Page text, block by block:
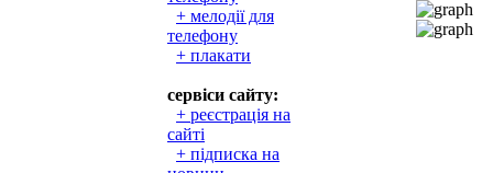
+ мелодії для
телефону
+ плакати
сервіси сайту:
+ реєстрація на
сайті
+ підписка на